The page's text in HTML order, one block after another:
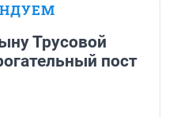
Трусовой
пост